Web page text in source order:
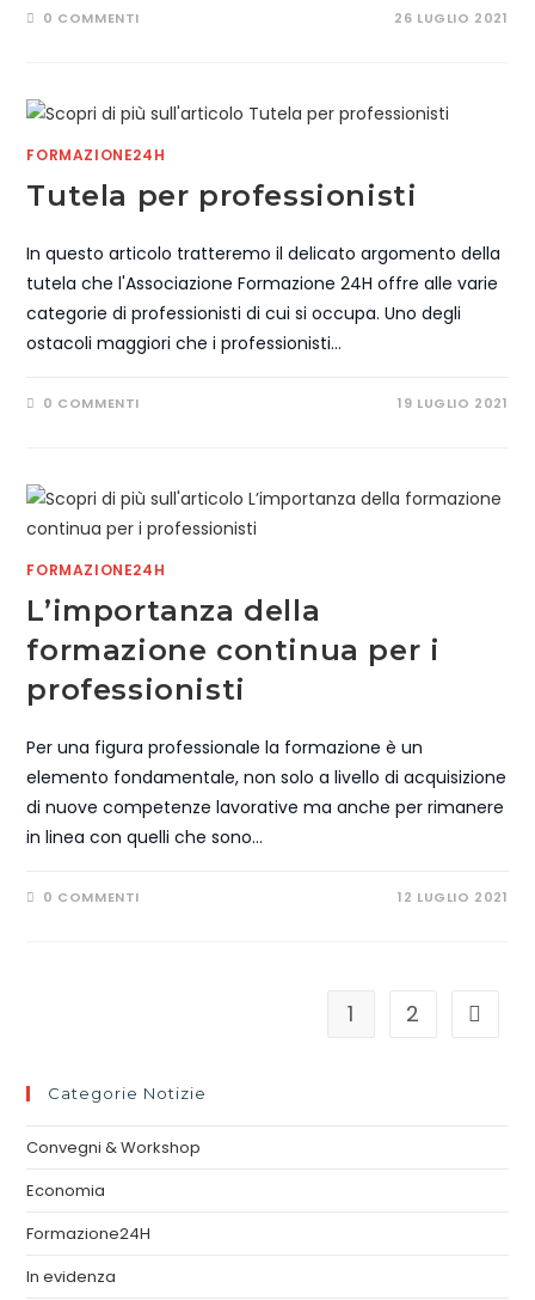
0 COMMENTI 26 LUGLIO 2021
FORMAZIONE24H
Tutela per professionisti
In questo articolo tratteremo il delicato argomento della
tutela che l'Associazione Formazione 24H offre alle varie
categorie di professionisti di cui si occupa. Uno degli
ostacoli maggiori che i professionisti…
0 COMMENTI 19 LUGLIO 2021
FORMAZIONE24H
L’importanza della
formazione continua per i
professionisti
Per una figura professionale la formazione è un
elemento fondamentale, non solo a livello di acquisizione
di nuove competenze lavorative ma anche per rimanere
in linea con quelli che sono…
0 COMMENTI 12 LUGLIO 2021
1 2
Categorie Notizie
Convegni & Workshop
Economia
Formazione24H
In evidenza